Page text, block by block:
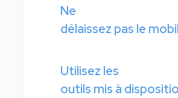
Ne
délaissez pas le
Utilisez les
outils mis à